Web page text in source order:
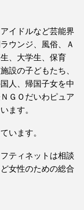
イドルなど芸能界
ウンジ、風俗、Ａ
、大学生、保育
設の子どもたち、
人、帰国子女を中
ＧＯだいわピュア
ます。
います。
ティネットは相談
女性のための総合